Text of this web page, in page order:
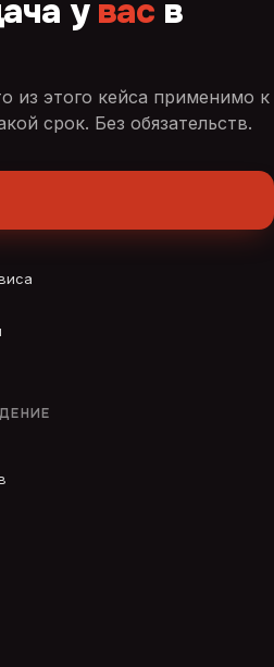
увасв
из этого кейса применимо к
срок. Без обязательств.